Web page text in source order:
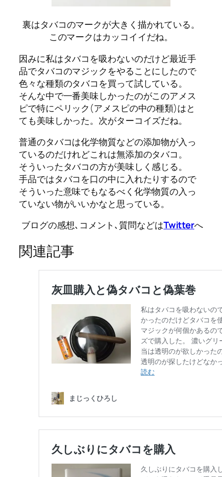
裏はタバコのマークが大きく描かれている。
このマークはカッコイイだね。
因みに私はタバコを吸わないのだけど最近手
品でタバコのマジックをやることにしたので
色々な種類のタバコを買って試している。
そんな中で一番美味しかったのがこのアメス
ピで特にペリック(アメスピの中の種類)はと
ても美味しかった。次がターコイズだね。
普通のタバコは化学物質などの添加物が入っ
ているのだけれどこれは無添加のタバコ。
そういったタバコの方が美味しく感じる。
手品ではタバコを口の中に入れたりするので
そういった意味でもなるべく化学物質の入っ
ていない物がいいかなと思っている。
ブログの感想､コメント､質問などはTwitterへ
関連記事